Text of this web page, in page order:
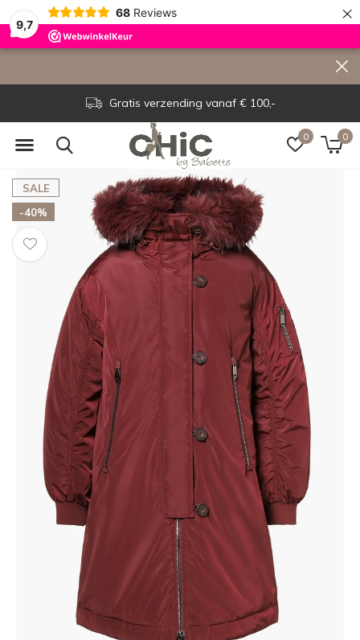
9,7
68 Reviews ×
0 0
Gratis verzending vanaf € 100,-
SALE
-40%